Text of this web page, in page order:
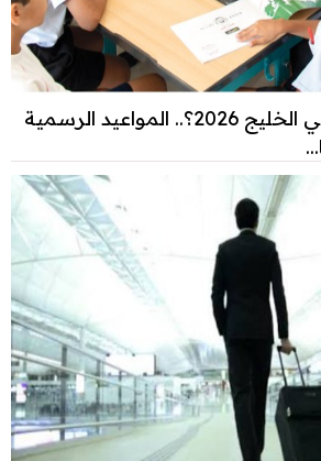
متى تبدأ الدراسة في الخليج 2026؟.. المواعيد الرسمية